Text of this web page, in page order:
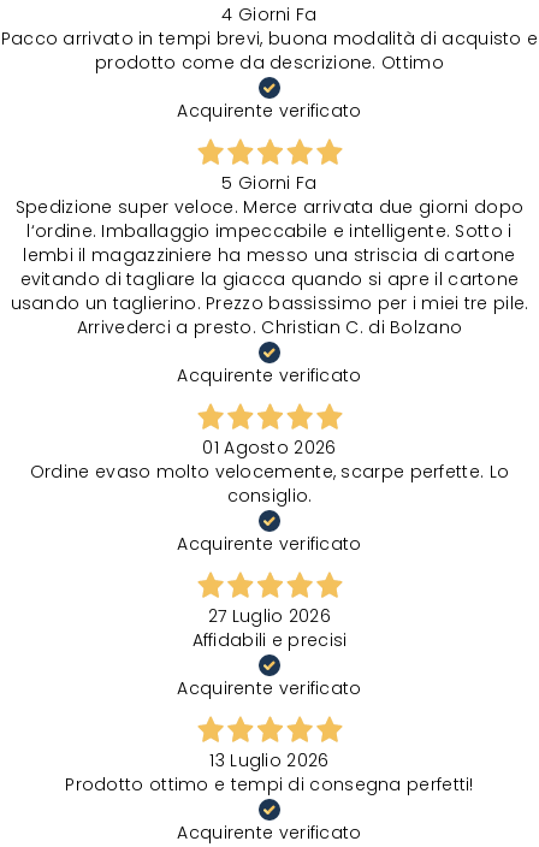
4 Giorni Fa
Pacco arrivato in tempi brevi, buona modalità di acquisto e
prodotto come da descrizione. Ottimo
Acquirente verificato
5 Giorni Fa
Spedizione super veloce. Merce arrivata due giorni dopo
l‘ordine. Imballaggio impeccabile e intelligente. Sotto i
lembi il magazziniere ha messo una striscia di cartone
evitando di tagliare la giacca quando si apre il cartone
usando un taglierino. Prezzo bassissimo per i miei tre pile.
Arrivederci a presto. Christian C. di Bolzano
Acquirente verificato
01 Agosto 2026
Ordine evaso molto velocemente, scarpe perfette. Lo
consiglio.
Acquirente verificato
27 Luglio 2026
Affidabili e precisi
Acquirente verificato
13 Luglio 2026
Prodotto ottimo e tempi di consegna perfetti!
Acquirente verificato